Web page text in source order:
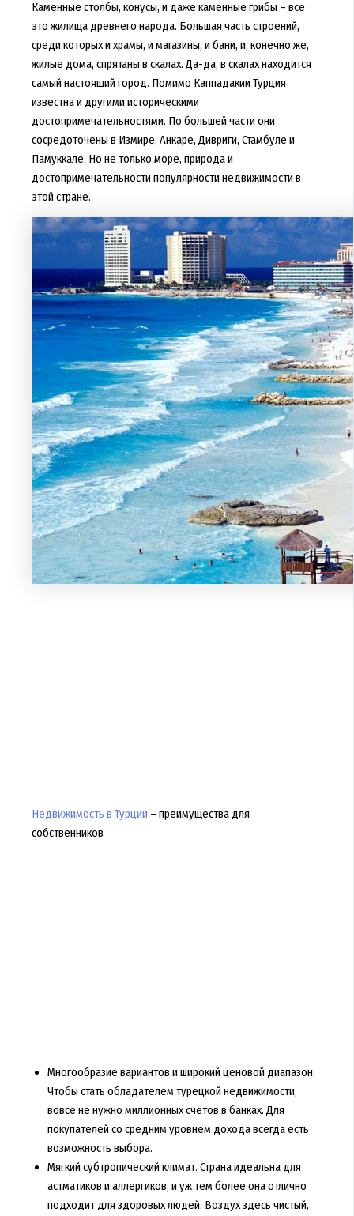
Каменные столбы, конусы, и даже каменные грибы – все
это жилища древнего народа. Большая часть строений,
среди которых и храмы, и магазины, и бани, и, конечно же,
жилые дома, спрятаны в скалах. Да-да, в скалах находится
самый настоящий город. Помимо Каппадакии Турция
известна и другими историческими
достопримечательностями. По большей части они
сосредоточены в Измире, Анкаре, Дивриги, Стамбуле и
Памуккале. Но не только море, природа и
достопримечательности популярности недвижимости в
этой стране.
Недвижимость в Турции – преимущества для
собственников
Многообразие вариантов и широкий ценовой диапазон.
Чтобы стать обладателем турецкой недвижимости,
вовсе не нужно миллионных счетов в банках. Для
покупателей со средним уровнем дохода всегда есть
возможность выбора.
Мягкий субтропический климат. Страна идеальна для
астматиков и аллергиков, и уж тем более она отлично
подходит для здоровых людей. Воздух здесь чистый,